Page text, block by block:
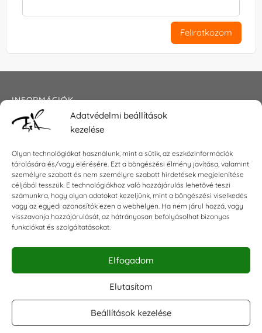
Adatvédelmi beállítások
kezelése
Olyan technológiákat használunk, mint a sütik, az eszközinformációk
tárolására és/vagy elérésére. Ezt a böngészési élmény javítása, valamint
személyre szabott és nem személyre szabott hirdetések megjelenítése
céljából tesszük. E technológiákhoz való hozzájárulás lehetővé teszi
számunkra, hogy olyan adatokat kezeljünk, mint a böngészési viselkedés
vagy az egyedi azonosítók ezen a webhelyen. Ha nem járul hozzá, vagy
visszavonja hozzájárulását, az hátrányosan befolyásolhat bizonyos
funkciókat és szolgáltatásokat.
Elfogadom
Elutasítom
Beállítások kezelése
Feliratkozom
INFORMÁCIÓK
Általános szerződési feltételek
Impresszum
KAPCSOLAT
E-mail:shop@torokszilvi.com
Telefon: +36 30 6767872
KÖZÖSSÉGI
Facebook csoport